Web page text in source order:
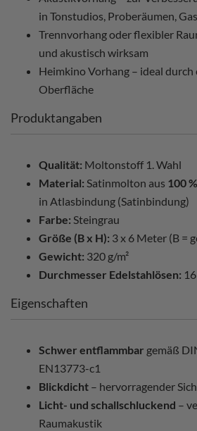
in Tonstudios, Proberäumen,
Trennvorhang oder flexibler
und akustisch wirksam
Heimkino Vorhang – ideal
Oberfläche
Produktangaben
Qualität: Moltonstoff 1. Wahl
Material: Satinmolton aus 100
in Atlasbindung (Satinbindung)
Farbe: Steingrau
Größe (B x H): 3 x 6 Meter (B =
Gewicht: 320 g/m²
Durchmesser Edelstahlösen:
Eigenschaften
Schwer entflammbar gemäß
EN13773-c1
Blickdicht – hervorragender
Licht- und schallschluckend –
Raumakustik